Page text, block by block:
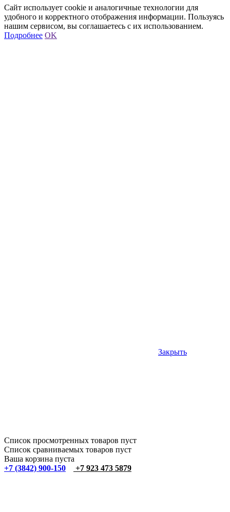
Сайт использует cookie и аналогичные технологии для
удобного и корректного отображения информации. Пользуясь
нашим сервисом, вы соглашаетесь с их использованием.
Подробнее OK
Закрыть
Список просмотренных товаров пуст
Список сравниваемых товаров пуст
Ваша корзина пуста
+7 (3842) 900-150
+7 923 473 5879